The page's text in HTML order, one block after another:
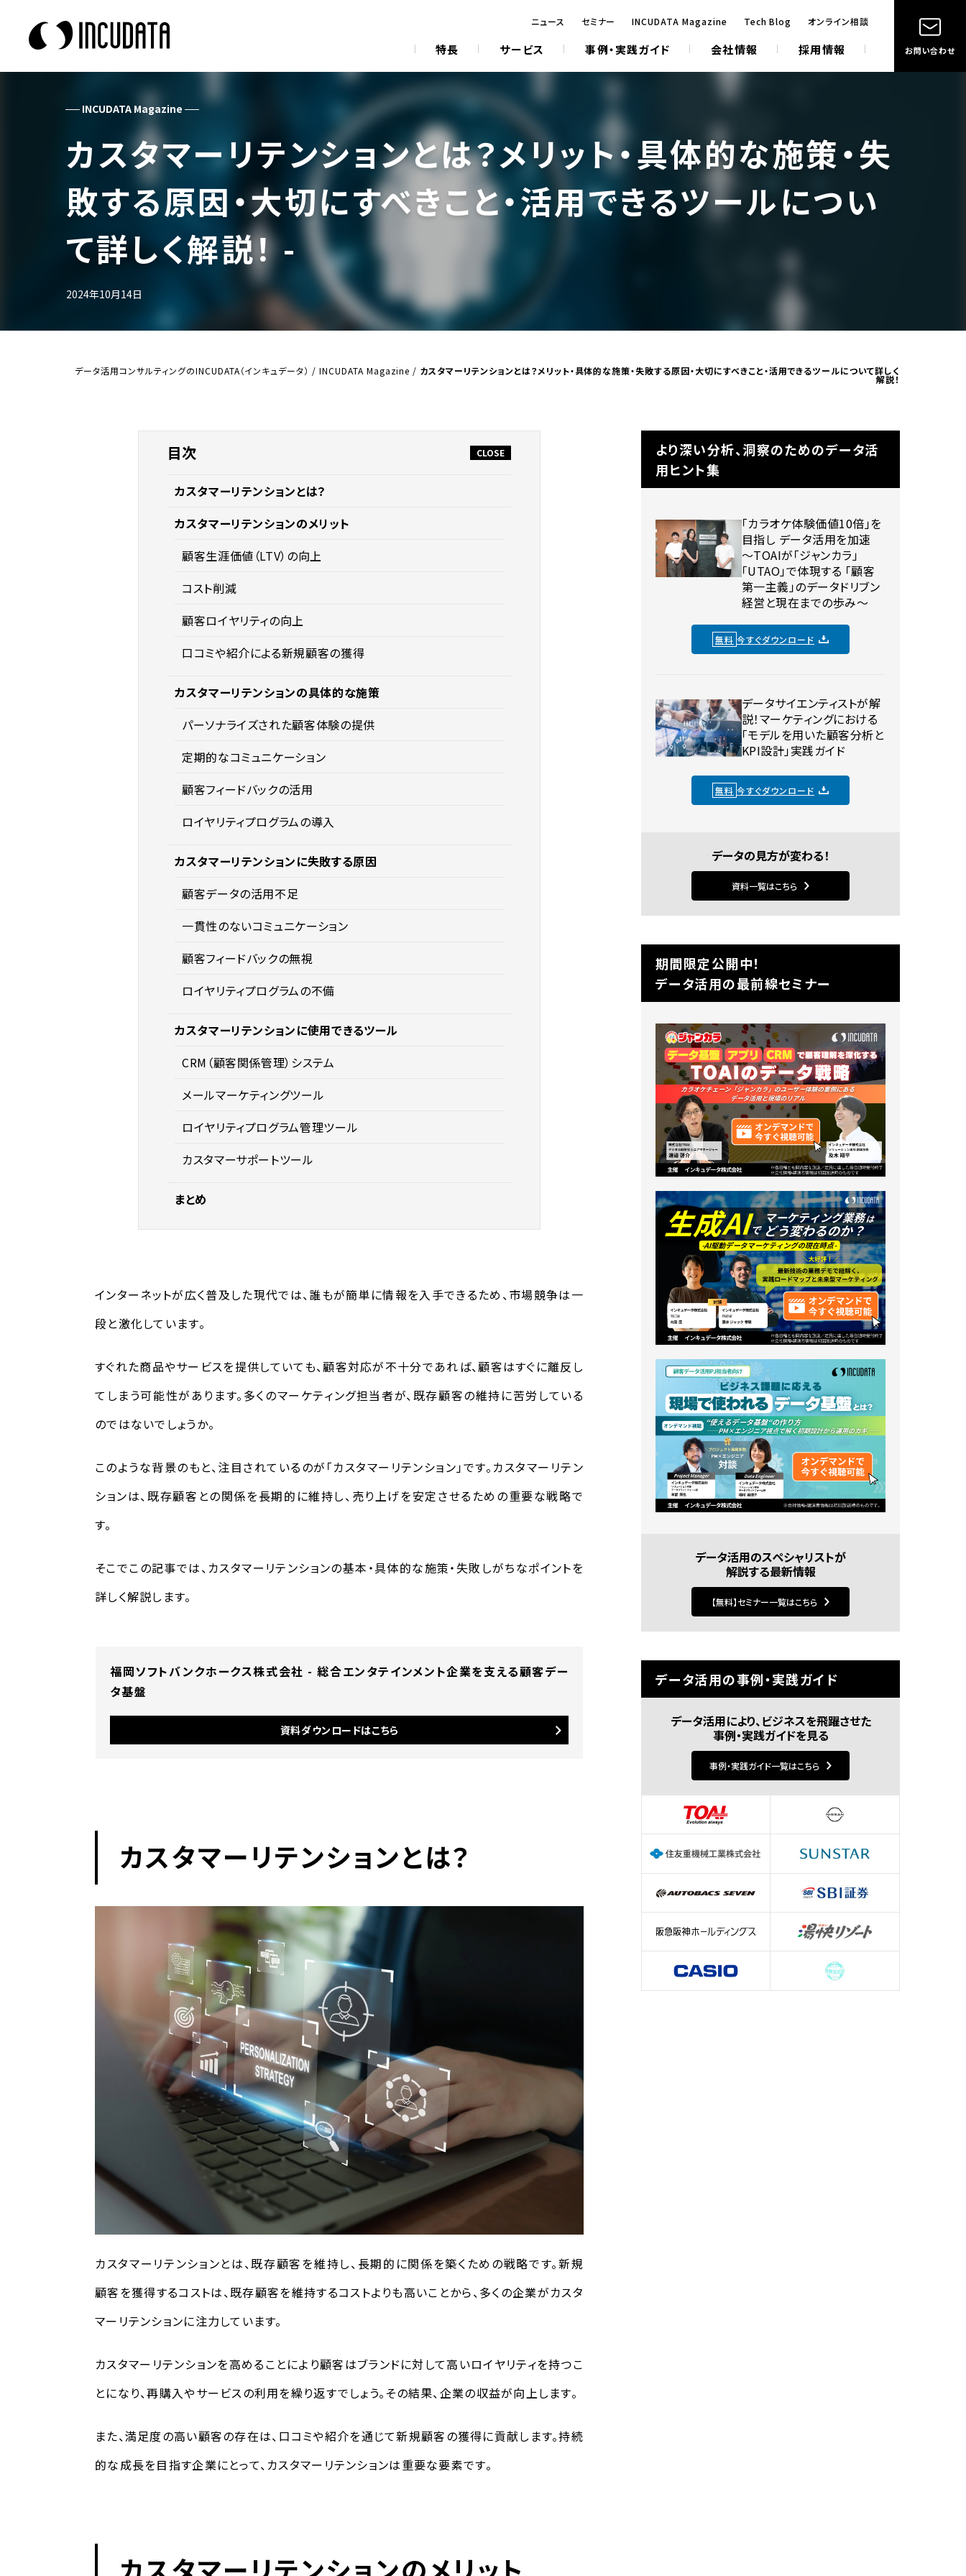
特長 サービス 事例・実践ガイド 会社情報 採用情報
ニュース セミナー INCUDATA Magazine Tech Blog オンライン相談
お問い合わせ
INCUDATA Magazine
カスタマーリテンションとは？メリット・具体的な施策・失
敗する原因・大切にすべきこと・活用できるツールについ
て詳しく解説！ -
2024年10月14日
データ活用コンサルティングのINCUDATA（インキュデータ） /INCUDATA Magazine / カスタマーリテンションとは？メリット・具体的な施策・失敗する原因・大切にすべきこと・活用できるツールについて詳しく
解説！
目次
カスタマーリテンションとは？
カスタマーリテンションのメリット
顧客生涯価値（LTV）の向上
コスト削減
顧客ロイヤリティの向上
口コミや紹介による新規顧客の獲得
カスタマーリテンションの具体的な施策
パーソナライズされた顧客体験の提供
定期的なコミュニケーション
顧客フィードバックの活用
ロイヤリティプログラムの導入
カスタマーリテンションに失敗する原因
顧客データの活用不足
一貫性のないコミュニケーション
顧客フィードバックの無視
ロイヤリティプログラムの不備
カスタマーリテンションに使用できるツール
CRM（顧客関係管理）システム
メールマーケティングツール
ロイヤリティプログラム管理ツール
カスタマーサポートツール
まとめ
インターネットが広く普及した現代では、誰もが簡単に情報を入手できるため、市場競争は一
段と激化しています。
すぐれた商品やサービスを提供していても、顧客対応が不十分であれば、顧客はすぐに離反し
てしまう可能性があります。多くのマーケティング担当者が、既存顧客の維持に苦労している
のではないでしょうか。
このような背景のもと、注目されているのが「カスタマーリテンション」です。カスタマーリテン
ションは、既存顧客との関係を長期的に維持し、売り上げを安定させるための重要な戦略で
す。
そこでこの記事では、カスタマーリテンションの基本・具体的な施策・失敗しがちなポイントを
詳しく解説します。
福岡ソフトバンクホークス株式会社 - 総合エンタテインメント企業を支える顧客デー
タ基盤
資料ダウンロードはこちら
カスタマーリテンションとは？
カスタマーリテンションとは、既存顧客を維持し、長期的に関係を築くための戦略です。新規
顧客を獲得するコストは、既存顧客を維持するコストよりも高いことから、多くの企業がカスタ
マーリテンションに注力しています。
カスタマーリテンションを高めることにより顧客はブランドに対して高いロイヤリティを持つこ
とになり、再購入やサービスの利用を繰り返すでしょう。その結果、企業の収益が向上します。
また、満足度の高い顧客の存在は、口コミや紹介を通じて新規顧客の獲得に貢献します。持続
的な成長を目指す企業にとって、カスタマーリテンションは重要な要素です。
より深い分析、洞察のためのデータ活
用ヒント集
「カラオケ体験価値10倍」を
目指し データ活用を加速
〜TOAIが「ジャンカラ」
「UTAO」で体現する 「顧客
第一主義」のデータドリブン
経営と現在までの歩み〜
無料 今すぐダウンロード
データサイエンティストが解
説！マーケティングにおける
「モデルを用いた顧客分析と
KPI設計」実践ガイド
無料 今すぐダウンロード
データの見方が変わる！
資料一覧はこちら
期間限定公開中！
データ活用の最前線セミナー
データ活用のスペシャリストが
解説する最新情報
【無料】セミナー一覧はこちら
データ活用の事例・実践ガイド
データ活用により、ビジネスを飛躍させた
事例・実践ガイドを見る
事例・実践ガイド一覧はこちら